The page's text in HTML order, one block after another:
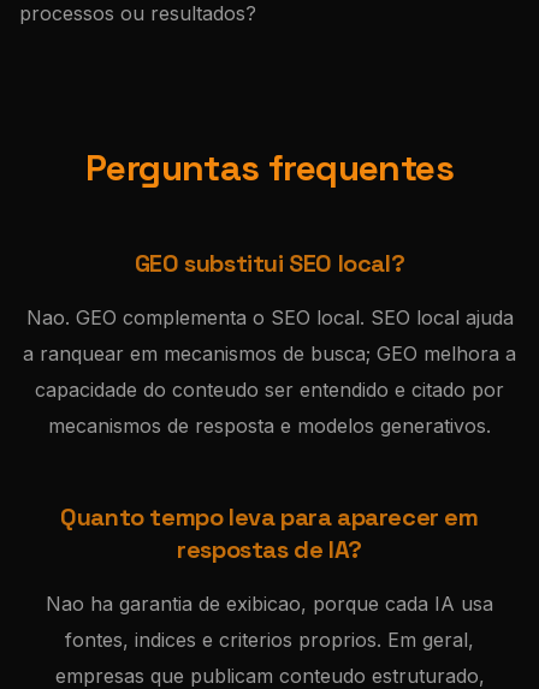
processos ou resultados?
Perguntas frequentes
GEO substitui SEO local?
Nao. GEO complementa o SEO local. SEO local ajuda
a ranquear em mecanismos de busca; GEO melhora a
capacidade do conteudo ser entendido e citado por
mecanismos de resposta e modelos generativos.
Quanto tempo leva para aparecer em
respostas de IA?
Nao ha garantia de exibicao, porque cada IA usa
fontes, indices e criterios proprios. Em geral,
empresas que publicam conteudo estruturado,